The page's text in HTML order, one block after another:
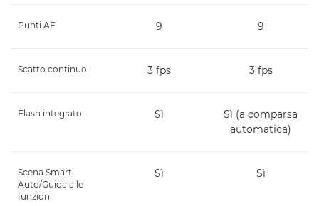
Punti AF 9 9
Scatto continuo 3 fps 3 fps
Flash integrato Sì
Sì (a comparsa
automatica)
Scena Smart
Auto/Guida alle
funzioni
Sì Sì